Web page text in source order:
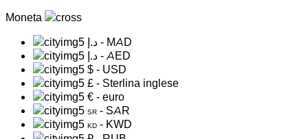
Moneta
د.إ - MAD
د.إ - AED
$ - USD
£ - Sterlina inglese
€ - euro
SR - SAR
KD - KWD